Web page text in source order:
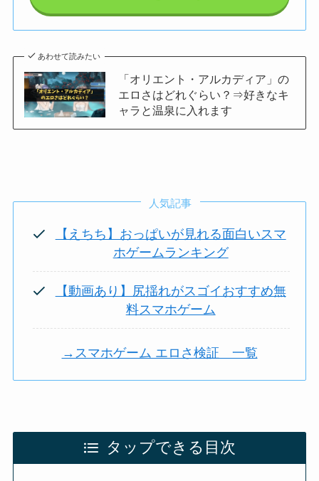
あわせて読みたい
「オリエント・アルカディア」の
エロさはどれぐらい？⇒好きなキ
ャラと温泉に入れます
人気記事
【えちち】おっぱいが見れる面白いスマ
ホゲームランキング
【動画あり】尻揺れがスゴイおすすめ無
料スマホゲーム
→スマホゲーム エロさ検証 一覧
タップできる目次